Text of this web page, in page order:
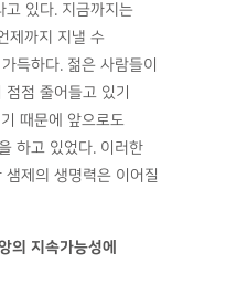
고 있다. 지금까지는
제까지 지낼 수
득하다. 젊은 사람들이
점 줄어들고 있기
때문에 앞으로도
하고 있었다. 이러한
제의 생명력은 이어질
의 지속가능성에